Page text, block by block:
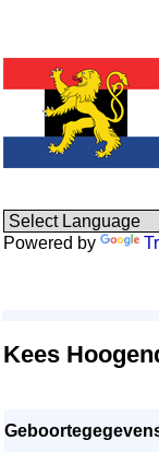
Powered by
Kees